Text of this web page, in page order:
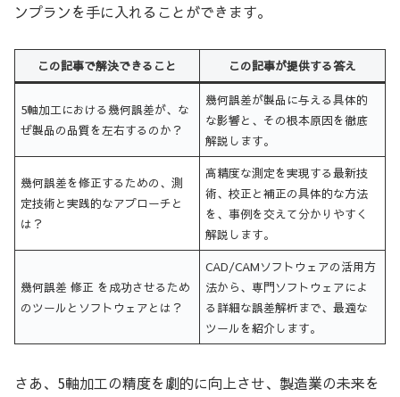
ンプランを手に入れることができます。
この記事で解決できること この記事が提供する答え
5軸加工における幾何誤差が、な
ぜ製品の品質を左右するのか？
幾何誤差が製品に与える具体的
な影響と、その根本原因を徹底
解説します。
幾何誤差を修正するための、測
定技術と実践的なアプローチと
は？
高精度な測定を実現する最新技
術、校正と補正の具体的な方法
を、事例を交えて分かりやすく
解説します。
幾何誤差 修正 を成功させるため
のツールとソフトウェアとは？
CAD/CAMソフトウェアの活用方
法から、専門ソフトウェアによ
る詳細な誤差解析まで、最適な
ツールを紹介します。
さあ、5軸加工の精度を劇的に向上させ、製造業の未来を